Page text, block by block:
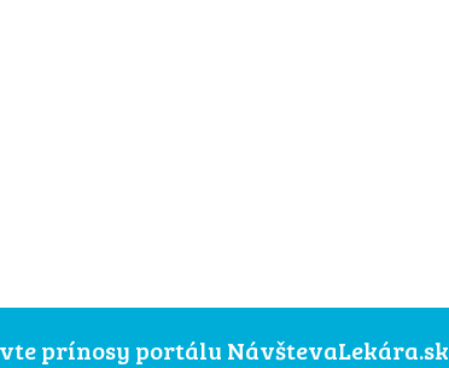
prínosy portálu NávštevaLekára.sk